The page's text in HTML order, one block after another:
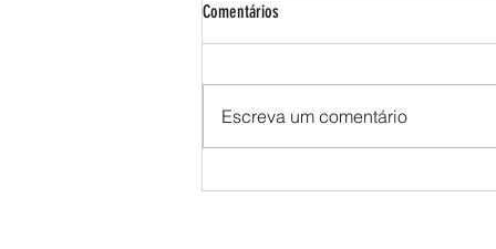
Comentários
Escreva um comentário